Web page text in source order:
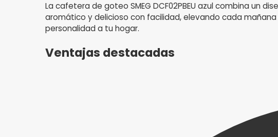
La cafetera de goteo SMEG DCF02PBEU azul combina un
aromático y delicioso con facilidad, elevando cada
personalidad a tu hogar.
Ventajas destacadas